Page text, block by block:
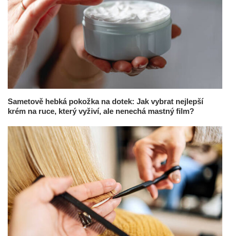
Sametově hebká pokožka na dotek: Jak vybrat nejlepší
krém na ruce, který vyživí, ale nenechá mastný film?